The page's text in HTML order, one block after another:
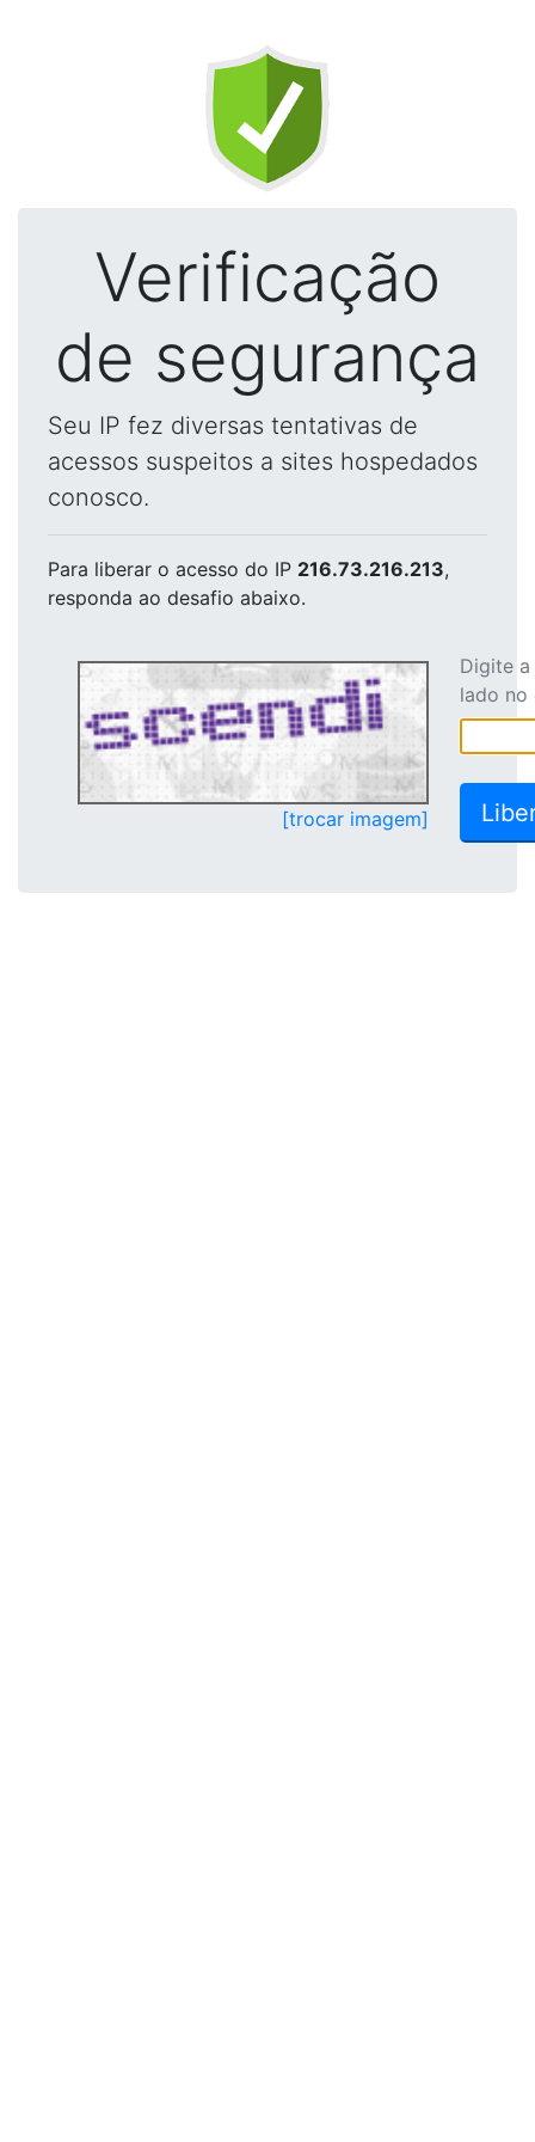
Verificação
de segurança
Seu IP fez diversas tentativas de
acessos suspeitos a sites hospedados
conosco.
Para liberar o acesso do IP 216.73.216.213,
responda ao desafio abaixo.
[trocar imagem]
Digite
lado no